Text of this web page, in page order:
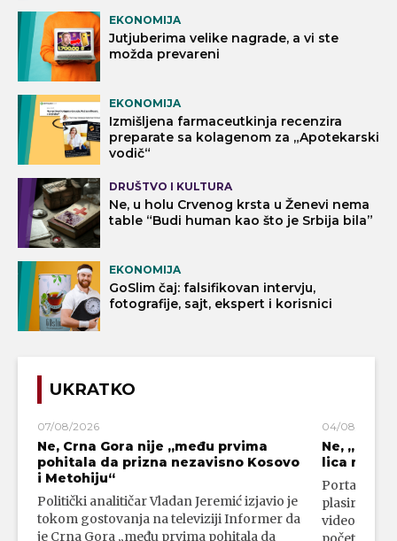
EKONOMIJA
Jutjuberima velike nagrade, a vi ste
možda prevareni
EKONOMIJA
Izmišljena farmaceutkinja recenzira
preparate sa kolagenom za „Apotekarski
vodič“
DRUŠTVO I KULTURA
Ne, u holu Crvenog krsta u Ženevi nema
table “Budi human kao što je Srbija bila”
EKONOMIJA
GoSlim čaj: falsifikovan intervju,
fotografije, sajt, ekspert i korisnici
UKRATKO
07/08/2026
Ne, Crna Gora nije „među prvima
pohitala da prizna nezavisno Kosovo
i Metohiju“
Politički analitičar Vladan Jeremić izjavio je
tokom gostovanja na televiziji Informer da
je Crna Gora „među prvima pohitala da
04/08/2026
Ne,
lica
Portal 24
plasirali su
video-